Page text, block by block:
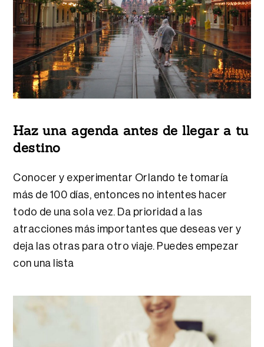
Haz una agenda antes de llegar a tu
destino
Conocer y experimentar Orlando te tomaría
más de 100 días, entonces no intentes hacer
todo de una sola vez. Da prioridad a las
atracciones más importantes que deseas ver y
deja las otras para otro viaje. Puedes empezar
con una lista